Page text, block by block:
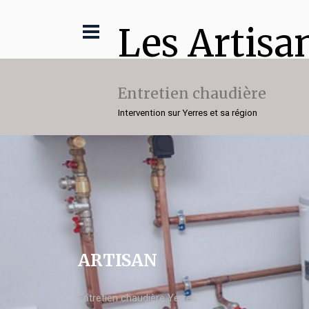
Les
Entretien chaudière
Intervention sur Yerres et sa région
ARTISAN
Entretien chaudière Yerres